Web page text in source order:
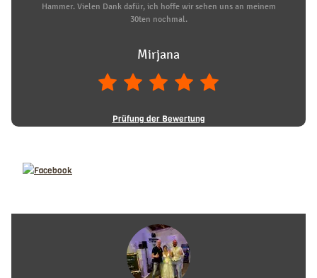
Hammer. Vielen Dank dafür, ich hoffe wir sehen uns an meinem
30ten nochmal.
Mirjana
Prüfung der Bewertung